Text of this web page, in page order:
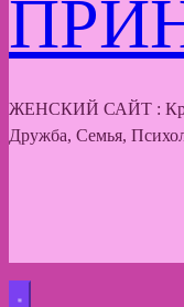
ЖЕНСКИЙ САЙТ :
Дружба, Семья,